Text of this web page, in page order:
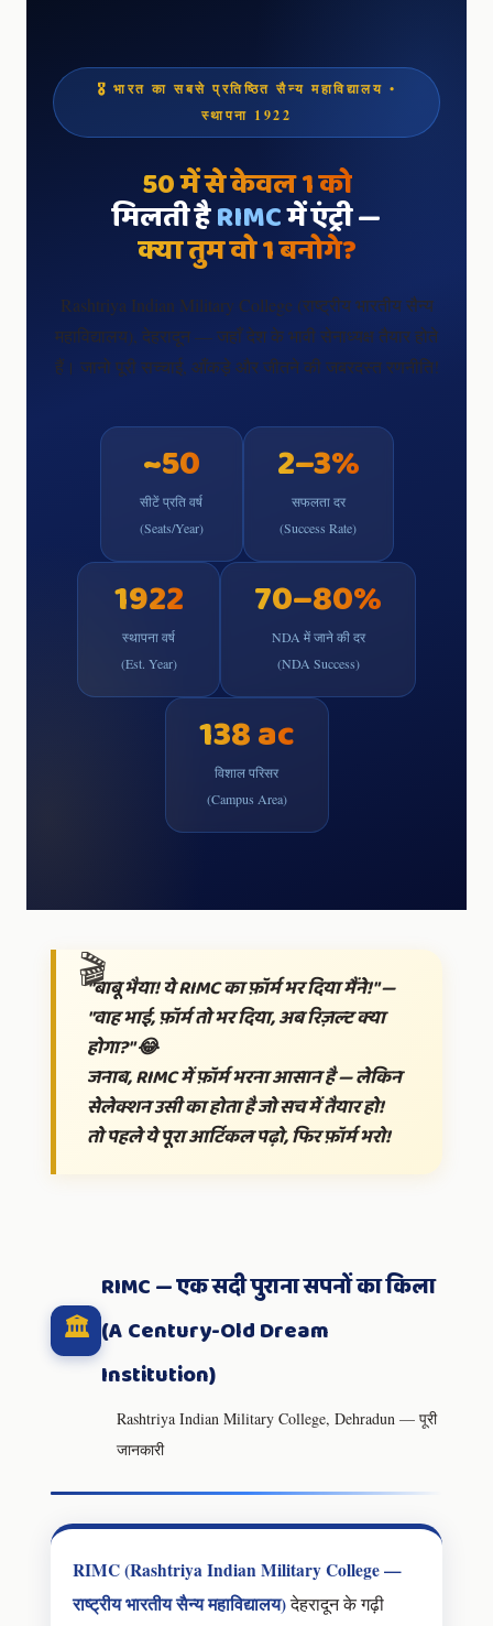
🎖️ भारत का सबसे प्रतिष्ठित सैन्य महाविद्यालय •
स्थापना 1922
50 में से केवल 1 को
मिलती हैRIMCमें एंट्री —
क्या तुम वो 1 बनोगे?
Rashtriya Indian Military College (राष्ट्रीय भारतीय सैन्य
महाविद्यालय), देहरादून — जहाँ देश के भावी सेनाध्यक्ष तैयार होते
हैं। जानो पूरी सच्चाई, आँकड़े और जीतने की जबरदस्त रणनीति!
~50
सीटें प्रति वर्ष
(Seats/Year)
2–3%
सफलता दर
(Success Rate)
1922
स्थापना वर्ष
(Est. Year)
70–80%
NDA में जाने की दर
(NDA Success)
138 ac
विशाल परिसर
(Campus Area)
"बाबू भैया! ये RIMC का फ़ॉर्म भर दिया मैंने!" —
"वाह भाई, फ़ॉर्म तो भर दिया, अब रिज़ल्ट क्या
होगा?" 😂
जनाब, RIMC में फ़ॉर्म भरना आसान है — लेकिन
सेलेक्शनउसी का होता है जो सच में तैयार हो!
तो पहले ये पूरा आर्टिकल पढ़ो, फिर फ़ॉर्म भरो!
🏛️
RIMC — एक सदी पुराना सपनों का किला
(A Century-Old Dream
Institution)
Rashtriya Indian Military College, Dehradun — पूरी
जानकारी
RIMC (Rashtriya Indian Military College —
राष्ट्रीय भारतीय सैन्य महाविद्यालय)देहरादून के गढ़ी